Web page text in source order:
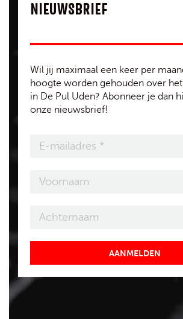
NIEUWSBRIEF
Wil jij maximaal een keer per
hoogte worden gehouden over
in De Pul Uden? Abonneer je dan
onze nieuwsbrief!
AANMELDEN